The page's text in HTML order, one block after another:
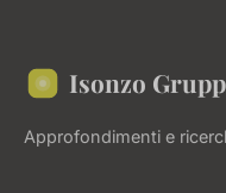
Isonzo
Approfondimenti e